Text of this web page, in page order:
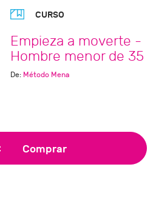
CURSO
Empieza a moverte -
Hombre menor de 35
De: Método Mena
Comprar